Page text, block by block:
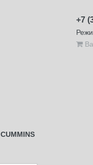
+7
CUMMINS